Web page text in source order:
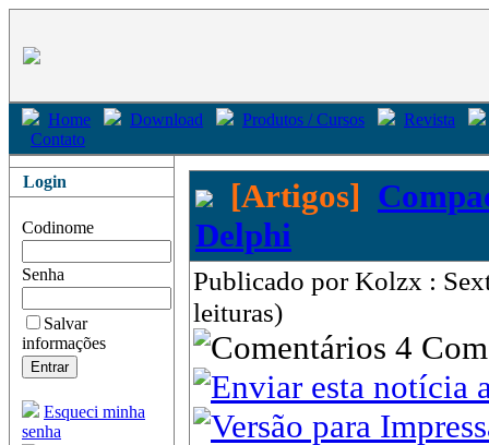
Home Download Produtos / Cursos
Revista
Contato
Login
Codinome
Senha
Salvar
informações
Esqueci minha
senha
[Artigos]
Delphi
Publicado por Kolzx :
leituras)
4